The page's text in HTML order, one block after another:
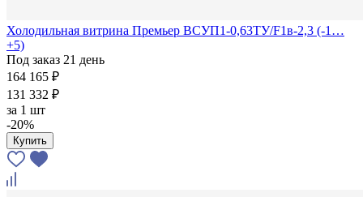
Холодильная витрина Премьер ВСУП1-0,63ТУ/F1в-2,3 (-1…
+5)
Под заказ 21 день
164 165 ₽
131 332 ₽
за 1 шт
-20%
Купить